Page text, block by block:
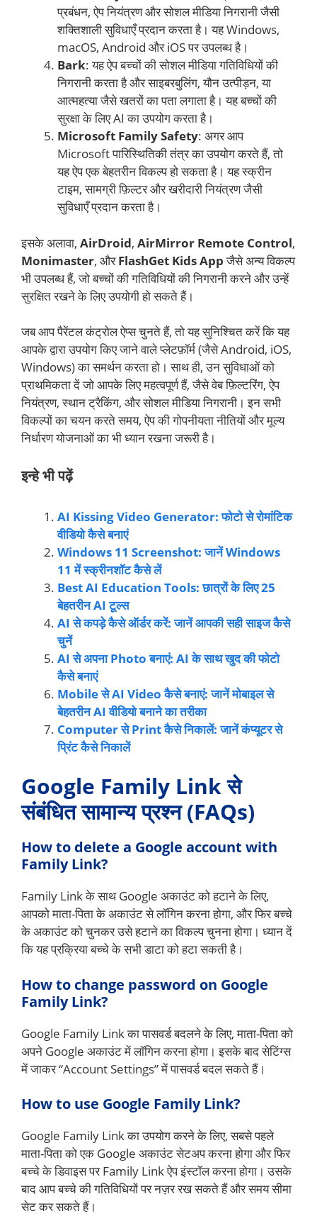
प्रबंधन, ऐप नियंत्रण और सोशल मीडिया निगरानी जैसी
शक्तिशाली सुविधाएँ प्रदान करता है। यह Windows,
macOS, Android और iOS पर उपलब्ध है।
Bark: यह ऐप बच्चों की सोशल मीडिया गतिविधियों की
निगरानी करता है और साइबरबुलिंग, यौन उत्पीड़न, या
आत्महत्या जैसे खतरों का पता लगाता है। यह बच्चों की
सुरक्षा के लिए AI का उपयोग करता है।
Microsoft Family Safety: अगर आप
Microsoft पारिस्थितिकी तंत्र का उपयोग करते हैं, तो
यह ऐप एक बेहतरीन विकल्प हो सकता है। यह स्क्रीन
टाइम, सामग्री फ़िल्टर और खरीदारी नियंत्रण जैसी
सुविधाएँ प्रदान करता है।
इसके अलावा, AirDroid, AirMirror Remote Control,
Monimaster, औरFlashGet Kids Appजैसे अन्य विकल्प
भी उपलब्ध हैं, जो बच्चों की गतिविधियों की निगरानी करने और उन्हें
सुरक्षित रखने के लिए उपयोगी हो सकते हैं।
जब आप पैरेंटल कंट्रोल ऐप्स चुनते हैं, तो यह सुनिश्चित करें कि यह
आपके द्वारा उपयोग किए जाने वाले प्लेटफ़ॉर्म (जैसे Android, iOS,
Windows) का समर्थन करता हो। साथ ही, उन सुविधाओं को
प्राथमिकता दें जो आपके लिए महत्वपूर्ण हैं, जैसे वेब फ़िल्टरिंग, ऐप
नियंत्रण, स्थान ट्रैकिंग, और सोशल मीडिया निगरानी। इन सभी
विकल्पों का चयन करते समय, ऐप की गोपनीयता नीतियों और मूल्य
निर्धारण योजनाओं का भी ध्यान रखना जरूरी है।
इन्हे भी पढ़ें
AI Kissing Video Generator: फोटो से रोमांटिक
वीडियो कैसे बनाएं
Windows 11 Screenshot: जानें Windows
11 में स्क्रीनशॉट कैसे लें
Best AI Education Tools: छात्रों के लिए 25
बेहतरीन AI टूल्स
AI से कपड़े कैसे ऑर्डर करें: जानें आपकी सही साइज कैसे
चुनें
AI से अपना Photo बनाएं: AI के साथ खुद की फोटो
कैसे बनाएं
Mobile से AI Video कैसे बनाएं: जानें मोबाइल से
बेहतरीन AI वीडियो बनाने का तरीका
Computer से Print कैसे निकालें: जानें कंप्यूटर से
प्रिंट कैसे निकालें
Google Family Link से
संबंधित सामान्य प्रश्न (FAQs)
How to delete a Google account with
Family Link?
Family Link के साथ Google अकाउंट को हटाने के लिए,
आपको माता-पिता के अकाउंट से लॉगिन करना होगा, और फिर बच्चे
के अकाउंट को चुनकर उसे हटाने का विकल्प चुनना होगा। ध्यान दें
कि यह प्रक्रिया बच्चे के सभी डाटा को हटा सकती है।
How to change password on Google
Family Link?
Google Family Link का पासवर्ड बदलने के लिए, माता-पिता को
अपने Google अकाउंट में लॉगिन करना होगा। इसके बाद सेटिंग्स
में जाकर “Account Settings” में पासवर्ड बदल सकते हैं।
How to use Google Family Link?
Google Family Link का उपयोग करने के लिए, सबसे पहले
माता-पिता को एक Google अकाउंट सेटअप करना होगा और फिर
बच्चे के डिवाइस पर Family Link ऐप इंस्टॉल करना होगा। उसके
बाद आप बच्चे की गतिविधियों पर नज़र रख सकते हैं और समय सीमा
सेट कर सकते हैं।